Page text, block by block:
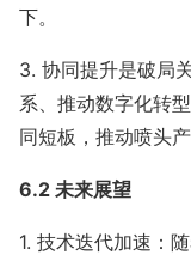
下。
3. 协同提升是破局
系、推动数字化转
同短板，推动喷头
6.2 未来展望
1. 技术迭代加速：